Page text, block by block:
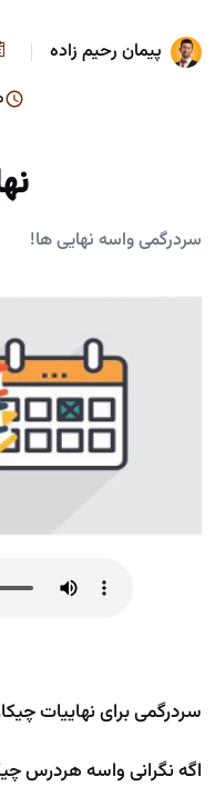
پیمان رحیم زاده
سردرگمی واسه نهایی ها!
سردرگمی برای نهاییات
اگه نگرانی واسه هردرس